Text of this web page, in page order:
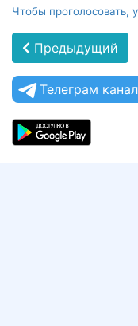
Чтобы проголосовать,
Предыдущий
Телеграм канал